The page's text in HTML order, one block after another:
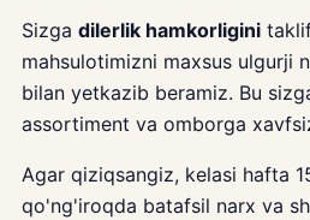
Sizga dilerlik hamkorligini
mahsulotimizni maxsus ulgurji
bilan yetkazib beramiz. Bu
assortiment va omborga
Agar qiziqsangiz, kelasi hafta
qo'ng'iroqda batafsil narx va